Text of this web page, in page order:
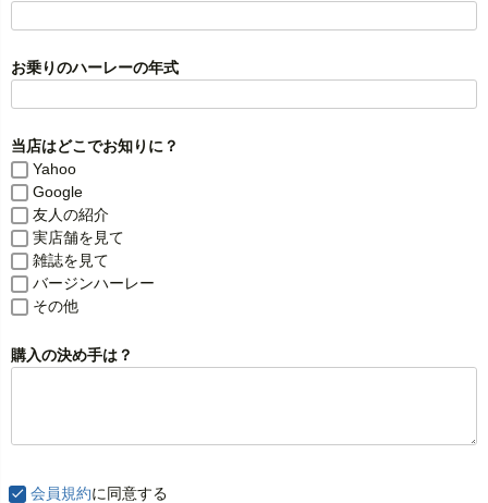
)
お乗りのハーレーの年式
当店はどこでお知りに？
Yahoo
Google
友人の紹介
実店舗を見て
雑誌を見て
バージンハーレー
その他
購入の決め手は？
会員規約に同意する